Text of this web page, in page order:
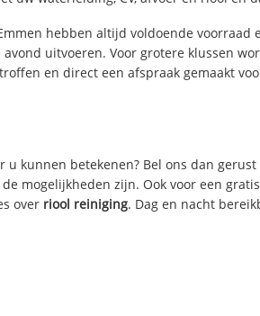
hebben altijd voldoende voorraad
uitvoeren. Voor grotere klussen
en direct een afspraak gemaakt
u kunnen betekenen? Bel ons dan
mogelijkheden zijn. Ook voor een gratis
over riool reiniging. Dag en nacht